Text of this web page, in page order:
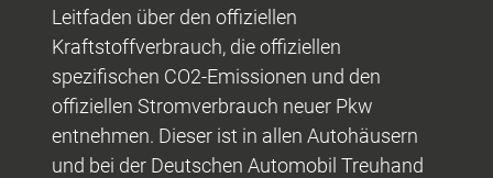
Leitfaden über den offiziellen
Kraftstoffverbrauch, die offiziellen
spezifischen CO2-Emissionen und den
offiziellen Stromverbrauch neuer Pkw
entnehmen. Dieser ist in allen Autohäusern
und bei der Deutschen Automobil Treuhand